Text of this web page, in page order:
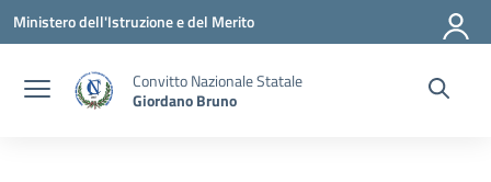
Vai ai contenuti
Vai al menu di navigazione
Vai al footer
Ministero dell'Istruzione e del Merito
Convitto Nazionale Statale
Giordano Bruno